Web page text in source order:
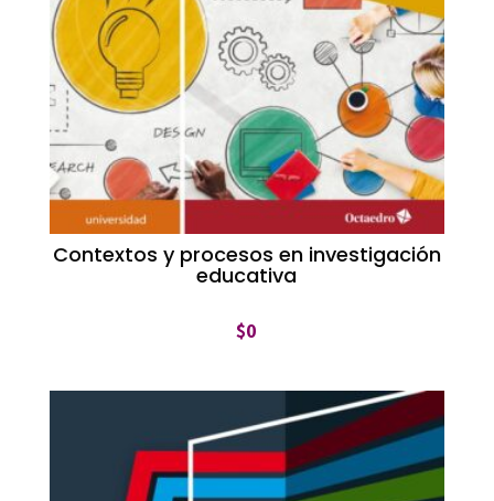
Contextos y procesos en investigación
educativa
$0